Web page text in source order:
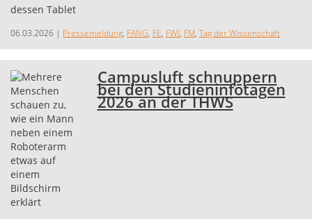
06.03.2026 | Pressemeldung, FANG, FE, FWI, FM, Tag der Wissenschaft
Campusluft schnuppern
bei den Studieninfotagen
2026 an der THWS